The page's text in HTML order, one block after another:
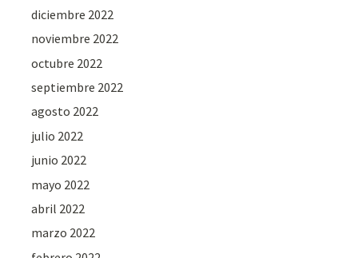
diciembre 2022
noviembre 2022
octubre 2022
septiembre 2022
agosto 2022
julio 2022
junio 2022
mayo 2022
abril 2022
marzo 2022